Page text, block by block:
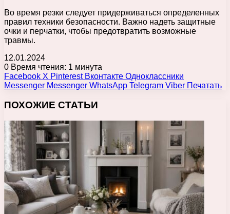
Во время резки следует придерживаться определенных
правил техники безопасности. Важно надеть защитные
очки и перчатки, чтобы предотвратить возможные
травмы.
12.01.2024
0 Время чтения: 1 минута
Facebook X Pinterest Вконтакте Одноклассники
Messenger Messenger WhatsApp Telegram Viber Печатать
ПОХОЖИЕ СТАТЬИ